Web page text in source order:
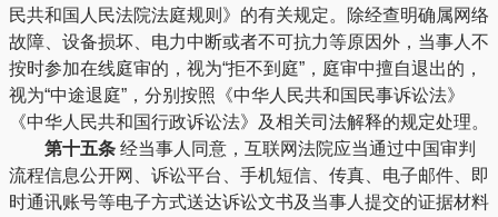
民共和国人民法院法庭规则》的有关规定。除经查明确属网络
故障、设备损坏、电力中断或者不可抗力等原因外，当事人不
按时参加在线庭审的，视为“拒不到庭”，庭审中擅自退出的，
视为“中途退庭”，分别按照《中华人民共和国民事诉讼法》
《中华人民共和国行政诉讼法》及相关司法解释的规定处理。
第十五条 经当事人同意，互联网法院应当通过中国审判
流程信息公开网、诉讼平台、手机短信、传真、电子邮件、即
时通讯账号等电子方式送达诉讼文书及当事人提交的证据材料